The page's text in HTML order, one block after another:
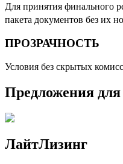
Для принятия финального
пакета документов без их
ПРОЗРАЧНОСТЬ
Условия без скрытых
Предложения для
ЛайтЛизинг